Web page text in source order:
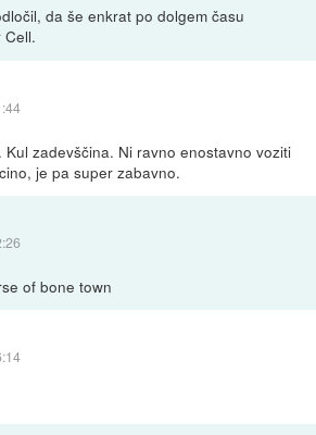
da še enkrat po dolgem času
Cell.
Kul zadevščina. Ni ravno enostavno voziti
je pa super zabavno.
of bone town